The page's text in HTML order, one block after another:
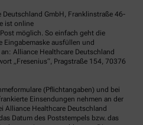
GmbH, Franklinstraße 46-
ist online
möglich. So einfach geht die
Eingabemaske ausfüllen und
Alliance Healthcare Deutschland
„Fresenius“, Pragstraße 154, 70376
(Pflichtangaben) und bei
Einsendungen nehmen an der
Alliance Healthcare Deutschland
Datum des Poststempels bzw. das